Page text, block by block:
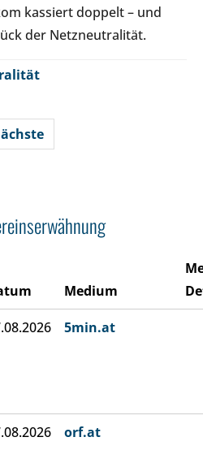
kassiert doppelt – und
der Netzneutralität.
Medium
5min.at
orf.at